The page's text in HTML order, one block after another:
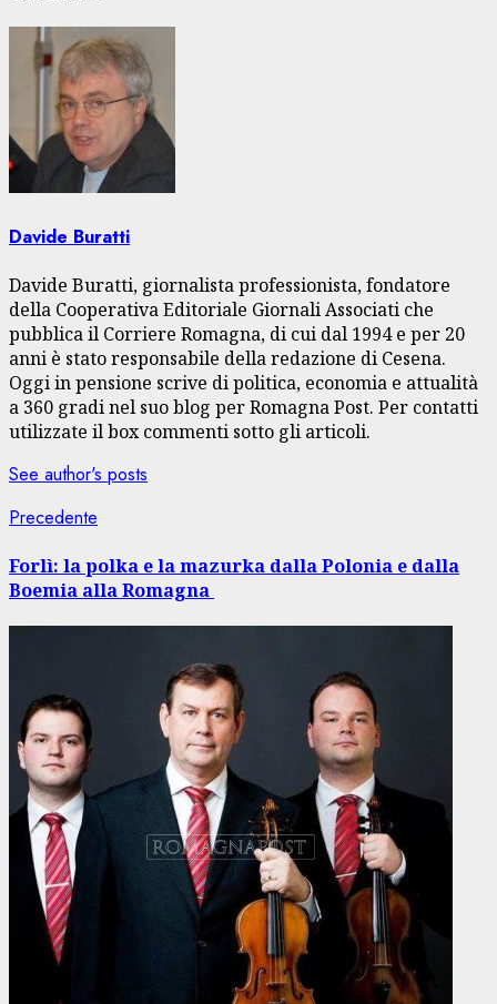
Davide Buratti
Davide Buratti, giornalista professionista, fondatore
della Cooperativa Editoriale Giornali Associati che
pubblica il Corriere Romagna, di cui dal 1994 e per 20
anni è stato responsabile della redazione di Cesena.
Oggi in pensione scrive di politica, economia e attualità
a 360 gradi nel suo blog per Romagna Post. Per contatti
utilizzate il box commenti sotto gli articoli.
See author's posts
Navigazione
articolo
Precedente
Forlì: la polka e la mazurka dalla Polonia e dalla
Boemia alla Romagna